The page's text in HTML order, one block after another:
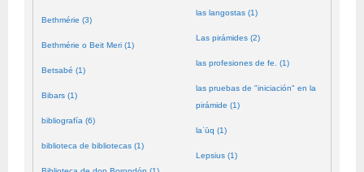
Bethmérie (3)
Bethmérie o Beit Meri (1)
Betsabé (1)
Bibars (1)
bibliografía (6)
biblioteca de bibliotecas (1)
las langostas (1)
Las pirámides (2)
las profesiones de fe. (1)
las pruebas de "iniciación" en la
pirámide (1)
laʿūq (1)
Lepsius (1)